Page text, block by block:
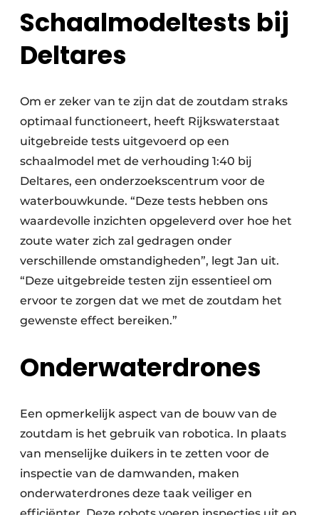
Schaalmodeltests bij
Deltares
Om er zeker van te zijn dat de zoutdam straks
optimaal functioneert, heeft Rijkswaterstaat
uitgebreide tests uitgevoerd op een
schaalmodel met de verhouding 1:40 bij
Deltares, een onderzoekscentrum voor de
waterbouwkunde. “Deze tests hebben ons
waardevolle inzichten opgeleverd over hoe het
zoute water zich zal gedragen onder
verschillende omstandigheden”, legt Jan uit.
“Deze uitgebreide testen zijn essentieel om
ervoor te zorgen dat we met de zoutdam het
gewenste effect bereiken.”
Onderwaterdrones
Een opmerkelijk aspect van de bouw van de
zoutdam is het gebruik van robotica. In plaats
van menselijke duikers in te zetten voor de
inspectie van de damwanden, maken
onderwaterdrones deze taak veiliger en